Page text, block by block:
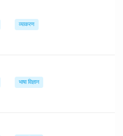
व्याकरण
भाषा विज्ञान